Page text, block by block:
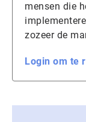
mensen die
zozeer de
Login om te